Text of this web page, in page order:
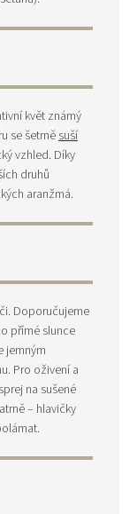
květ známý
se šetrněsuší
vzhled. Díky
druhů
aranžmá.
Doporučujeme
přímé slunce
jemným
Pro oživení a
na sušené
– hlavičky